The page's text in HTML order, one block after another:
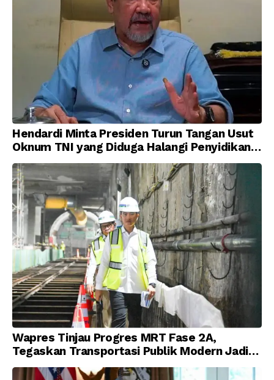
Hendardi Minta Presiden Turun Tangan Usut
Oknum TNI yang Diduga Halangi Penyidikan
Korupsi
Wapres Tinjau Progres MRT Fase 2A,
Tegaskan Transportasi Publik Modern Jadi
Prioritas Nasional